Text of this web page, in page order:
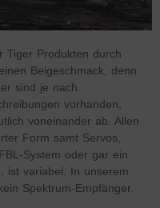
Tiger Produkten durch
Beigeschmack, denn
sind je nach
vorhanden;
voneinander ab. Allen
Form samt Servos,
System oder gar ein
ist variabel. In unserem
Spektrum-Empfänger.